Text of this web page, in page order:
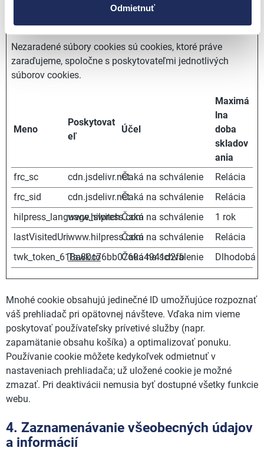
Odmietnuť
Nezaradené súbory cookies sú cookies, ktoré práve
zaraďujeme, spoločne s poskytovateľmi jednotlivých
súborov cookies.
Meno
Poskytovat
eľ
Účel
Maximá
lna
doba
skladov
ania
frc_sc
cdn.jsdelivr.netČaká na schválenie
Relácia
frc_sid
cdn.jsdelivr.netČaká na schválenie
Relácia
hilpress_language_switch
www.hilpress.comČaká na schválenie
1 rok
lastVisitedUriwww.hilpress.comČaká na schválenie
Relácia
twk_token_618a80c76bb0760a4941d2fb
Tawk.to Čaká na schválenie Dlhodobá
Mnohé cookie obsahujú jedinečné ID umožňujúce rozpoznať
váš prehliadač pri opätovnej návšteve. Vďaka nim vieme
poskytovať používateľsky prívetivé služby (napr.
zapamätanie obsahu košíka) a optimalizovať ponuku.
Používanie cookie môžete kedykoľvek odmietnuť v
nastaveniach prehliadača; už uložené cookie je možné
zmazať. Pri deaktivácii nemusia byť dostupné všetky funkcie
webu.
4. Zaznamenávanie všeobecných údajov
a informácií